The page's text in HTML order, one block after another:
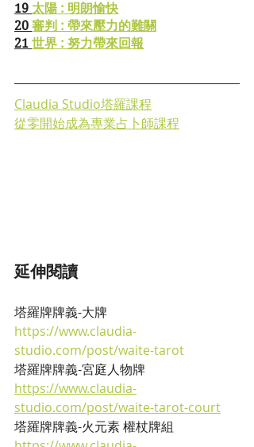
19 太陽 : 明朗愉快
20 審判 : 帶來壓力的難關
21 世界 : 努力帶來回報
Claudia Studio塔羅課程
從零開始成為專業占卜師課程
延伸閱讀
塔羅牌牌義-大牌
https://www.claudia-
studio.com/post/waite-tarot
塔羅牌牌義-宮庭人物牌
https://www.claudia-
studio.com/post/waite-tarot-court
塔羅牌牌義-火元素 權杖牌組